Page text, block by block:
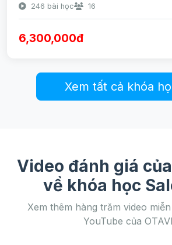
246 bài học 16
6,300,000đ
Xem tất cả khóa
Video đánh giá
về khóa học
Xem thêm hàng trăm video
YouTube của